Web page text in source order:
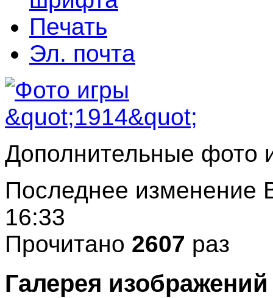
Печать
Эл. почта
Дополнительные фото
Последнее изменение
16:33
Прочитано 2607 раз
Галерея изображений